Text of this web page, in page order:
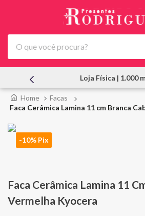
O que você procura?
Loja Física | 1.000 m2
Facas
Faca Cerâmica Lamina 11 cm Branca
-10% Pix
Faca Cerâmica Lamina 11
Vermelha Kyocera